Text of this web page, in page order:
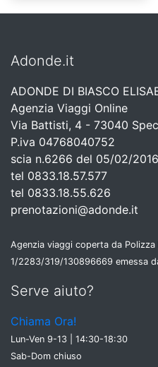
Adonde.it
ADONDE DI BIASCO
Agenzia Viaggi Online
Via Battisti, 4 - 73040
P.iva 04768040752
scia n.6266 del 05/02/2016
tel 0833.18.57.577
tel 0833.18.55.626
prenotazioni@adonde.it
Agenzia viaggi coperta da Polizza
1/2283/319/130896669 emessa
Serve aiuto?
Chiama Ora!
Lun-Ven 9-13 | 14:30-18:30
Sab-Dom chiuso